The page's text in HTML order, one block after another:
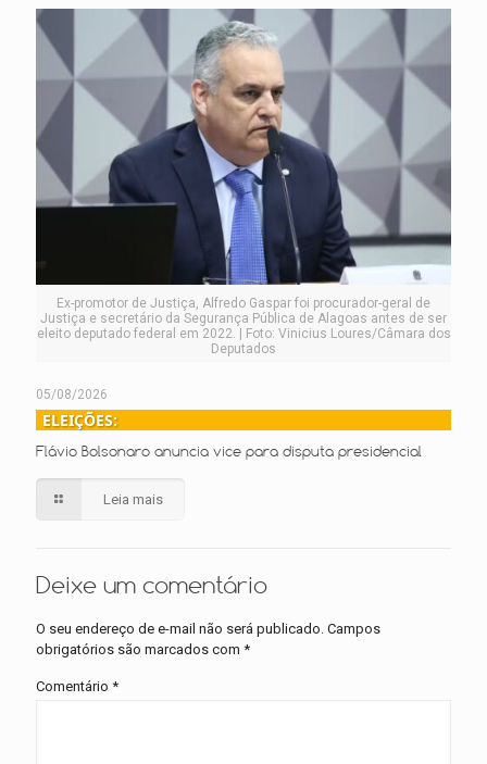
Ex-promotor de Justiça, Alfredo Gaspar foi procurador-geral de
Justiça e secretário da Segurança Pública de Alagoas antes de ser
eleito deputado federal em 2022. | Foto: Vinicius Loures/Câmara dos
Deputados
05/08/2026
ELEIÇÕES:
Flávio Bolsonaro anuncia vice para disputa presidencial
Leia mais
Deixe um comentário
O seu endereço de e-mail não será publicado. Campos
obrigatórios são marcados com *
Comentário *